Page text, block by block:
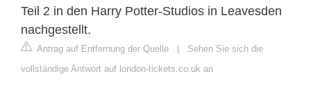
Teil 2 in den Harry Potter-Studios in Leavesden
nachgestellt.
Antrag auf Entfernung der Quelle | Sehen Sie sich die
vollständige Antwort auf london-tickets.co.uk an